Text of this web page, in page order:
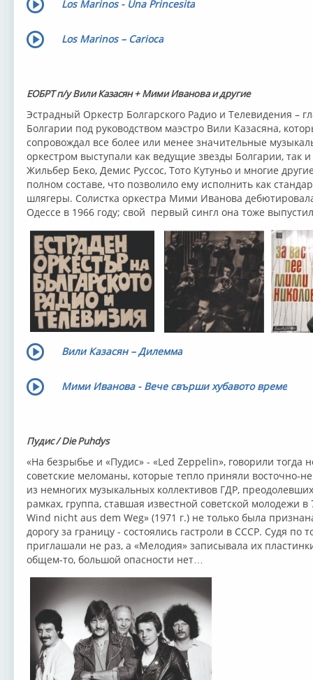
Los Marinos - Una Princesita
Los Marinos – Carioca
ЕОБРТ п/у Вили Казасян + Мими Иванова и другие
Эстрадный Оркестр Болгарского Радио и Телевидения –
Болгарии под руководством маэстро Вили Казасяна,
сопровождал все более или менее значительные
оркестром выступали как ведущие звезды Болгарии, так
Жильбер Беко, Демис Руссос, Тото Кутуньо и многие
полном составе, что позволило ему исполнить как
шлягеры. Солистка оркестра Мими Иванова
Одессе в 1966 году; свой первый сингл она тоже
Вили Казасян – Дилемма
Мими Иванова - Вече свърши хубавото време
Пудис / Die Puhdys
«На безрыбье и «Пудис» - «Led Zeppelin», говорили тогда
советские меломаны, которые тепло приняли восточно-
из немногих музыкальных коллективов ГДР,
рамках, группа, ставшая известной советской молодежи
Wind nicht aus dem Weg» (1971 г.) не только была
дорогу за границу - состоялись гастроли в СССР. Судя по
приглашали не раз, а «Мелодия» записывала их
общем-то, большой опасности нет…